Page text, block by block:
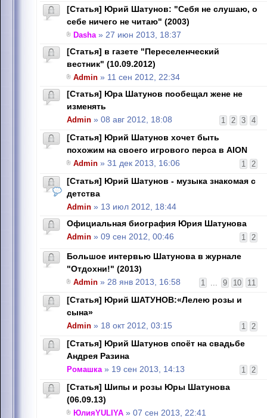
[Статья] Юрий Шатунов: "Себя не слушаю, о
себе ничего не читаю" (2003)
Dasha» 27 июн 2013, 18:37
[Статья] в газете "Переселенческий
вестник" (10.09.2012)
Admin » 11 сен 2012, 22:34
[Статья] Юра Шатунов пообещал жене не
изменять
1 2 3 4
Admin » 08 авг 2012, 18:08
[Статья] Юрий Шатунов хочет быть
похожим на своего игрового перса в AION
1 2
Admin » 31 дек 2013, 16:06
[Статья] Юрий Шатунов - музыка знакомая с
детства
Admin » 13 июл 2012, 18:44
Официальная биография Юрия Шатунова
1 2
Admin » 09 сен 2012, 00:46
Большое интервью Шатунова в журнале
"Отдохни!" (2013)
1 ... 9 10 11
Admin » 28 янв 2013, 16:58
[Статья] Юрий ШАТУНОВ:«Лелею розы и
сына»
1 2
Admin » 18 окт 2012, 03:15
[Статья] Юрий Шатунов споёт на свадьбе
Андрея Разина
1 2
Ромашка» 19 сен 2013, 14:13
[Статья] Шипы и розы Юры Шатунова
(06.09.13)
ЮлияYULIYA » 07 сен 2013, 22:41